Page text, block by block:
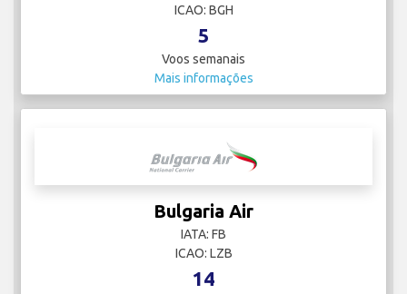
ICAO: BGH
5
Voos semanais
Mais informações
Bulgaria Air
IATA: FB
ICAO: LZB
14